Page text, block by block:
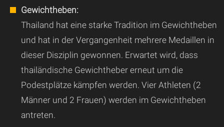
Gewichtheben:
Thailand hat eine starke Tradition im Gewichtheben
und hat in der Vergangenheit mehrere Medaillen in
dieser Disziplin gewonnen. Erwartet wird, dass
thailändische Gewichtheber erneut um die
Podestplätze kämpfen werden. Vier Athleten (2
Männer und 2 Frauen) werden im Gewichtheben
antreten.